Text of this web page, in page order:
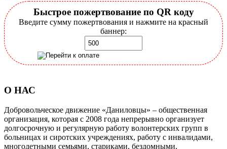
Быстрое пожертвование по QR коду
Введите сумму пожертвования и нажмите на красный
баннер:
О НАС
Добровольческое движение «Даниловцы» – общественная
организация, которая с 2008 года непрерывно организует
долгосрочную и регулярную работу волонтерских групп в
больницах и сиротских учреждениях, работу с инвалидами,
многодетными семьями, стариками, бездомными,